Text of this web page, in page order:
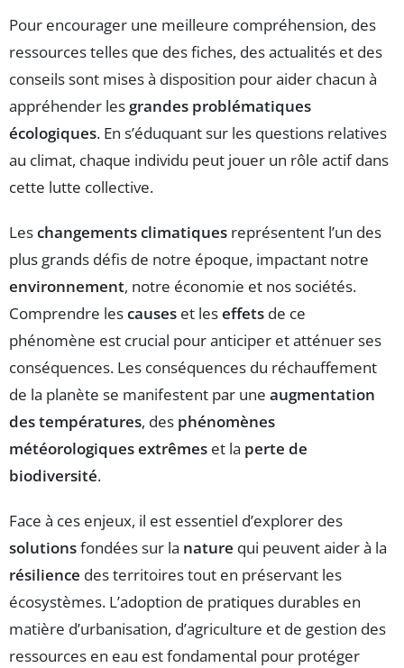
Pour encourager une meilleure compréhension, des
ressources telles que des fiches, des actualités et des
conseils sont mises à disposition pour aider chacun à
appréhender les grandes problématiques
écologiques. En s’éduquant sur les questions relatives
au climat, chaque individu peut jouer un rôle actif dans
cette lutte collective.
Leschangements climatiques représentent l’un des
plus grands défis de notre époque, impactant notre
environnement, notre économie et nos sociétés.
Comprendre lescauses et leseffets de ce
phénomène est crucial pour anticiper et atténuer ses
conséquences. Les conséquences du réchauffement
de la planète se manifestent par une augmentation
des températures, des phénomènes
météorologiques extrêmes et la perte de
biodiversité.
Face à ces enjeux, il est essentiel d’explorer des
solutionsfondées sur la nature qui peuvent aider à la
résilience des territoires tout en préservant les
écosystèmes. L’adoption de pratiques durables en
matière d’urbanisation, d’agriculture et de gestion des
ressources en eau est fondamental pour protéger